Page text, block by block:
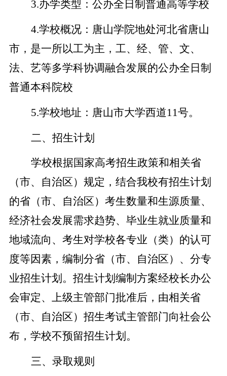
3.办学类型：公办全日制普通高等学校
4.学校概况：唐山学院地处河北省唐山
市，是一所以工为主，工、经、管、文、
法、艺等多学科协调融合发展的公办全日制
普通本科院校
5.学校地址：唐山市大学西道11号。
二、招生计划
学校根据国家高考招生政策和相关省
（市、自治区）规定，结合我校有招生计划
的省（市、自治区）考生数量和生源质量、
经济社会发展需求趋势、毕业生就业质量和
地域流向、考生对学校各专业（类）的认可
度等因素，编制分省（市、自治区）、分专
业招生计划。招生计划编制方案经校长办公
会审定、上级主管部门批准后，由相关省
（市、自治区）招生考试主管部门向社会公
布，学校不预留招生计划。
三、录取规则